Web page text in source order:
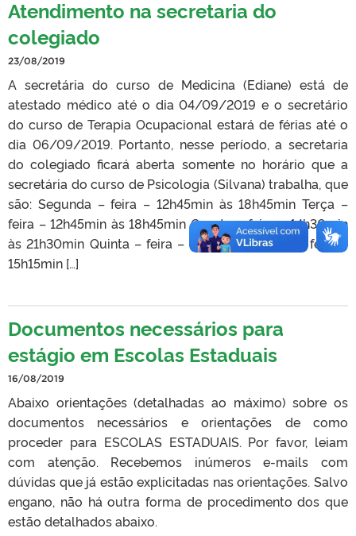
Atendimento na secretaria do
colegiado
23/08/2019
A secretária do curso de Medicina (Ediane) está de
atestado médico até o dia 04/09/2019 e o secretário
do curso de Terapia Ocupacional estará de férias até o
dia 06/09/2019. Portanto, nesse período, a secretaria
do colegiado ficará aberta somente no horário que a
secretária do curso de Psicologia (Silvana) trabalha, que
são: Segunda – feira – 12h45min às 18h45min Terça –
feira – 12h45min às 18h45min Quarta – feira – 14h30min
às 21h30min Quinta – feira – 17h às 22h Sexta – feira –
15h15min […]
Documentos necessários para
estágio em Escolas Estaduais
16/08/2019
Abaixo orientações (detalhadas ao máximo) sobre os
documentos necessários e orientações de como
proceder para ESCOLAS ESTADUAIS. Por favor, leiam
com atenção. Recebemos inúmeros e-mails com
dúvidas que já estão explicitadas nas orientações. Salvo
engano, não há outra forma de procedimento dos que
estão detalhados abaixo.